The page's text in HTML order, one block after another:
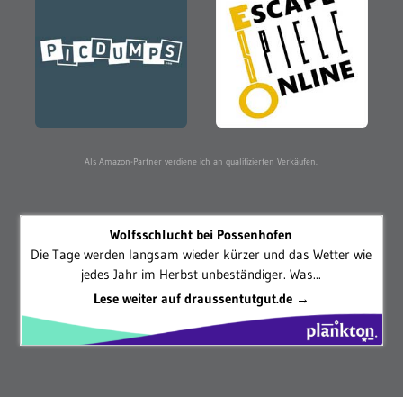
Als Amazon-Partner verdiene ich an qualifizierten Verkäufen.
Wolfsschlucht bei Possenhofen
Die Tage werden langsam wieder kürzer und das Wetter wie
jedes Jahr im Herbst unbeständiger. Was...
Lese weiter auf draussentutgut.de →